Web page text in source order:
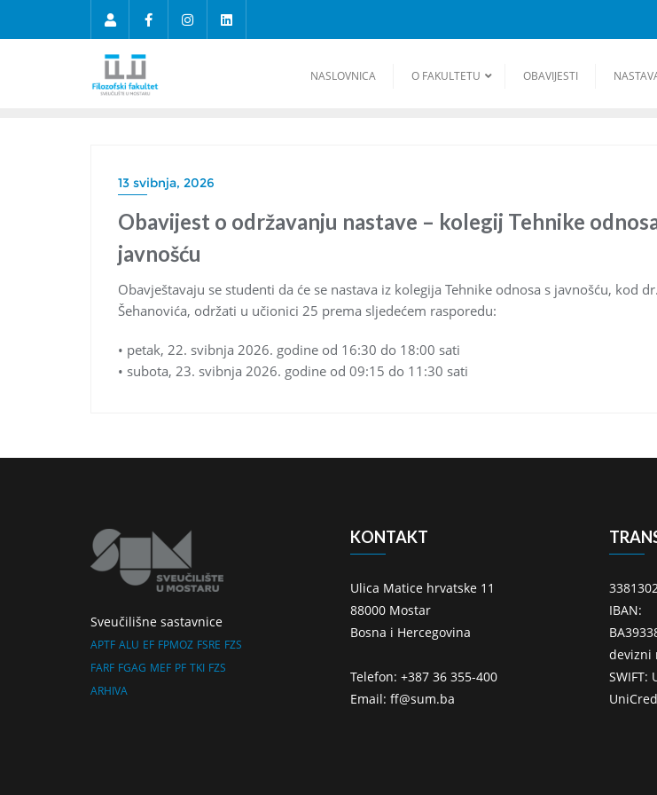
NASLOVNICA O FAKULTETU OBAVIJESTI
13 svibnja, 2026
Obavijest o održavanju nastave – kolegij Tehnike
javnošću
Obavještavaju se studenti da će se nastava iz kolegija Tehnike odnosa s javnošću, kod
Šehanovića, održati u učionici 25 prema sljedećem rasporedu:
• petak, 22. svibnja 2026. godine od 16:30 do 18:00 sati
• subota, 23. svibnja 2026. godine od 09:15 do 11:30 sati
Sveučilišne sastavnice
APTF ALU EF FPMOZ FSRE FZS
FARF FGAG MEF PF TKI FZS
ARHIVA
KONTAKT
Ulica Matice hrvatske 11
88000 Mostar
Bosna i Hercegovina
Telefon: +387 36 355-400
Email: ff@sum.ba
IBAN:
devizni
SWIFT: